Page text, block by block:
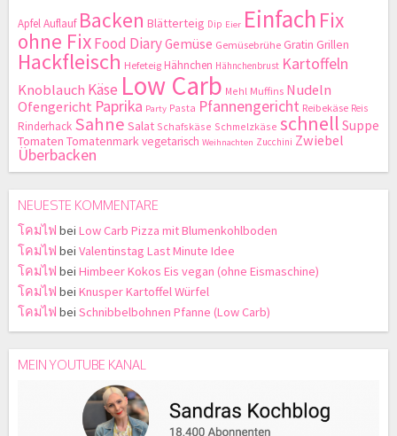
ApfelAuflauf Backen Blätterteig Dip Eier Einfach Fix
ohne FixFood DiaryGemüse Gemüsebrühe Gratin Grillen
Hackfleisch Hefeteig Hähnchen Hähnchenbrust Kartoffeln
Knoblauch Käse Low Carb Mehl Muffins Nudeln
Ofengericht Paprika Party Pasta Pfannengericht Reibekäse Reis
Rinderhack Sahne Salat Schafskäse Schmelzkäse schnell Suppe
Tomaten Tomatenmarkvegetarisch Weihnachten Zucchini Zwiebel
Überbacken
NEUESTE KOMMENTARE
โคมไฟ bei Low Carb Pizza mit Blumenkohlboden
โคมไฟ bei Valentinstag Last Minute Idee
โคมไฟ bei Himbeer Kokos Eis vegan (ohne Eismaschine)
โคมไฟ bei Knusper Kartoffel Würfel
โคมไฟ bei Schnibbelbohnen Pfanne (Low Carb)
MEIN YOUTUBE KANAL